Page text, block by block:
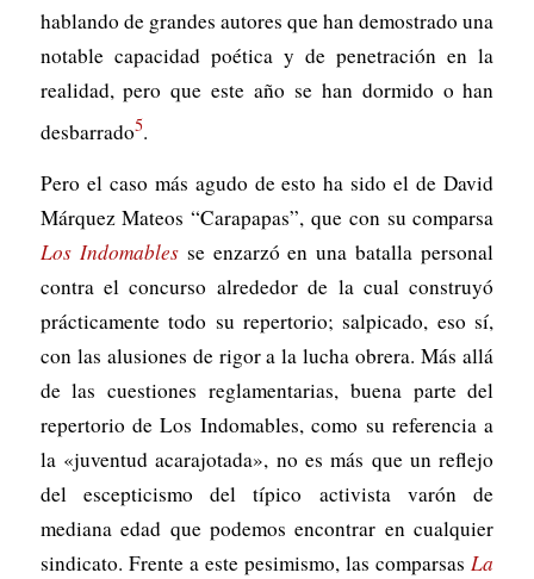
hablando de grandes autores que han demostrado una
notable capacidad poética y de penetración en la
realidad, pero que este año se han dormido o han
desbarrado5.
Pero el caso más agudo de esto ha sido el de David
Márquez Mateos “Carapapas”, que con su comparsa
Los Indomablesse enzarzó en una batalla personal
contra el concurso alrededor de la cual construyó
prácticamente todo su repertorio; salpicado, eso sí,
con las alusiones de rigor a la lucha obrera. Más allá
de las cuestiones reglamentarias, buena parte del
repertorio de Los Indomables, como su referencia a
la «juventud acarajotada», no es más que un reflejo
del escepticismo del típico activista varón de
mediana edad que podemos encontrar en cualquier
sindicato. Frente a este pesimismo, las comparsasLa